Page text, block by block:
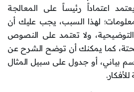
اعتماداً رئيساً على المعالجة
لهذا السبب، يجب عليك أن
ولا تعتمد على النصوص
كما يمكنك أن توضح الشرح عن
أو جدول على سبيل المثال